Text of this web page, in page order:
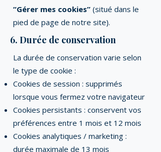
“Gérer mes cookies” (situé dans le
pied de page de notre site).
6. Durée de conservation
La durée de conservation varie selon
le type de cookie :
Cookies de session : supprimés
lorsque vous fermez votre navigateur
Cookies persistants : conservent vos
préférences entre 1 mois et 12 mois
Cookies analytiques / marketing :
durée maximale de 13 mois